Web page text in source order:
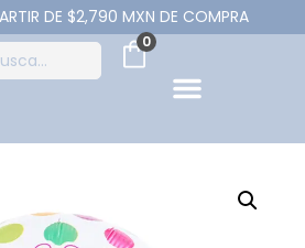
DE $2,790 MXN DE COMPRA
0